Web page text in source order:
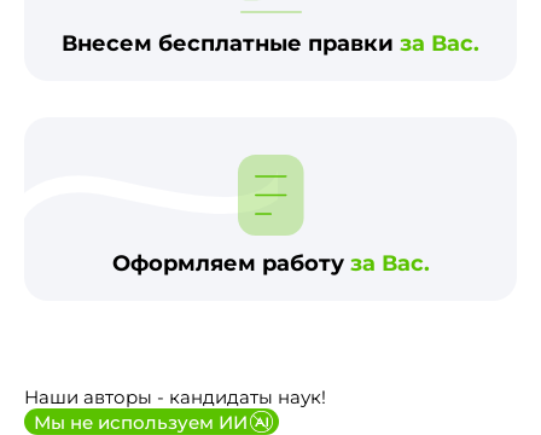
Внесем бесплатные правки за Вас.
Оформляем работу за Вас.
Наши авторы - кандидаты наук!
Мы не используем ИИ